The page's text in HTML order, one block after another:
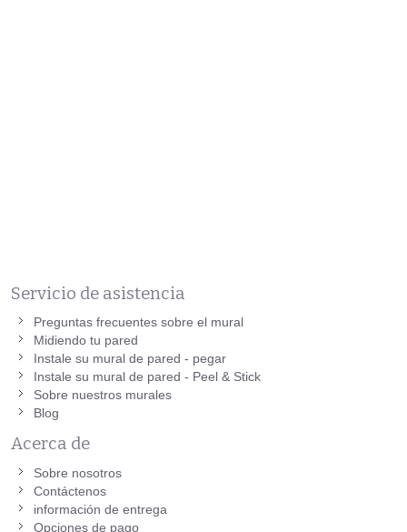
Servicio de asistencia
Preguntas frecuentes sobre el mural
Midiendo tu pared
Instale su mural de pared - pegar
Instale su mural de pared - Peel & Stick
Sobre nuestros murales
Blog
Acerca de
Sobre nosotros
Contáctenos
información de entrega
Opciones de pago